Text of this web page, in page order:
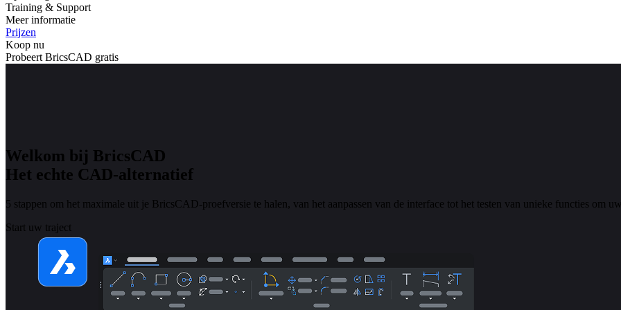
Training & Support
Meer informatie
Prijzen
Koop nu
Probeert BricsCAD gratis
Welkom bij BricsCAD
Het echte CAD-alternatief
5 stappen om het maximale uit je BricsCAD-proefversie te halen, van het aanpassen van de interface tot het testen van unieke functies om
Start uw traject